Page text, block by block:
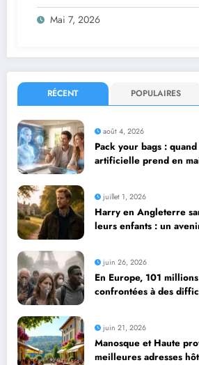
Mai 7, 2026
RÉCENT POPULAIRES
août 4, 2026
Pack your bags :
artificielle prend en
juillet 1, 2026
Harry en Angleterre
leurs enfants : un
juin 26, 2026
En Europe, 101
confrontées à des
juin 21, 2026
Manosque et Haute
meilleures adresses